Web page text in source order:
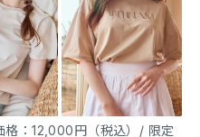
：12,000円（税込）/ 限定